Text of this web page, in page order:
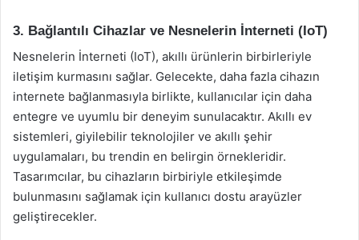
3. Bağlantılı Cihazlar ve Nesnelerin İnterneti (IoT)
Nesnelerin İnterneti (IoT), akıllı ürünlerin birbirleriyle
iletişim kurmasını sağlar. Gelecekte, daha fazla cihazın
internete bağlanmasıyla birlikte, kullanıcılar için daha
entegre ve uyumlu bir deneyim sunulacaktır. Akıllı ev
sistemleri, giyilebilir teknolojiler ve akıllı şehir
uygulamaları, bu trendin en belirgin örnekleridir.
Tasarımcılar, bu cihazların birbiriyle etkileşimde
bulunmasını sağlamak için kullanıcı dostu arayüzler
geliştirecekler.